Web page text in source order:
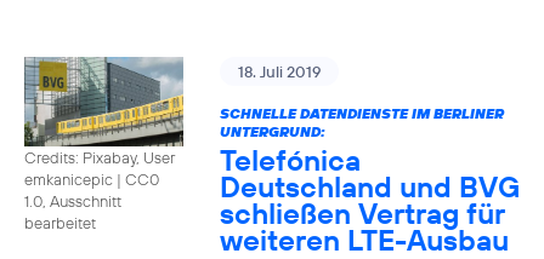
Credits: Pixabay, User
emkanicepic | CC0
1.0, Ausschnitt
bearbeitet
18. Juli 2019
SCHNELLE DATENDIENSTE IM BERLINER
UNTERGRUND:
Telefónica
Deutschland und BVG
schließen Vertrag für
weiteren LTE-Ausbau